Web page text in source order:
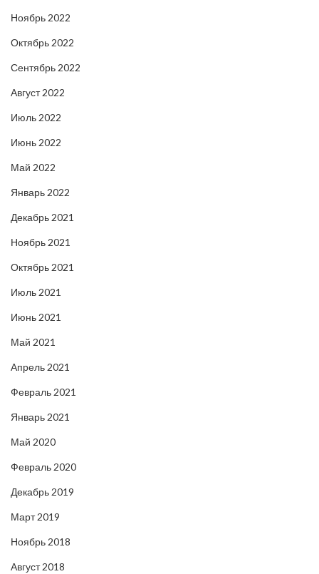
Ноябрь 2022
Октябрь 2022
Сентябрь 2022
Август 2022
Июль 2022
Июнь 2022
Май 2022
Январь 2022
Декабрь 2021
Ноябрь 2021
Октябрь 2021
Июль 2021
Июнь 2021
Май 2021
Апрель 2021
Февраль 2021
Январь 2021
Май 2020
Февраль 2020
Декабрь 2019
Март 2019
Ноябрь 2018
Август 2018